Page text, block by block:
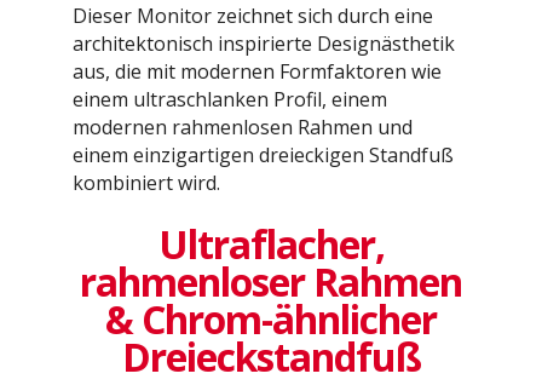
Dieser Monitor zeichnet sich durch eine
architektonisch inspirierte Designästhetik
aus, die mit modernen Formfaktoren wie
einem ultraschlanken Profil, einem
modernen rahmenlosen Rahmen und
einem einzigartigen dreieckigen Standfuß
kombiniert wird.
Ultraflacher,
rahmenloser Rahmen
& Chrom-ähnlicher
Dreieckstandfuß